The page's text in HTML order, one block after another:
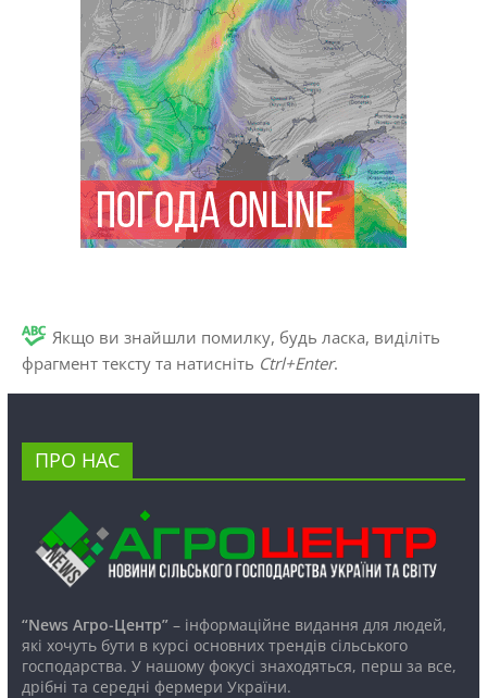
Якщо ви знайшли помилку, будь ласка, виділіть
фрагмент тексту та натисніть Ctrl+Enter.
ПРО НАС
“News Агро-Центр”– інформаційне видання для людей,
які хочуть бути в курсі основних трендів сільського
господарства. У нашому фокусі знаходяться, перш за все,
дрібні та середні фермери України.